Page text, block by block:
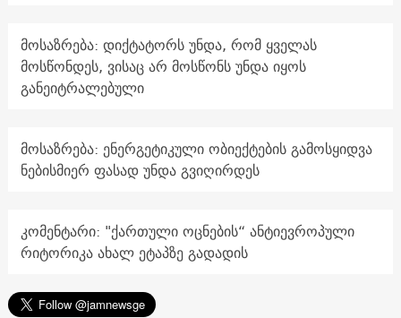
მოსაზრება: დიქტატორს უნდა, რომ ყველას
მოსწონდეს, ვისაც არ მოსწონს უნდა იყოს
განეიტრალებული
მოსაზრება: ენერგეტიკული ობიექტების გამოსყიდვა
ნებისმიერ ფასად უნდა გვიღირდეს
კომენტარი: "ქართული ოცნების“ ანტიევროპული
რიტორიკა ახალ ეტაპზე გადადის